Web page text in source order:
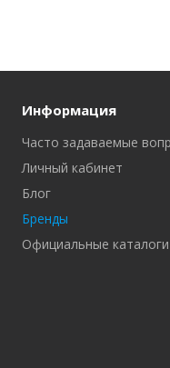
Информация
Часто задаваемые
Личный кабинет
Блог
Бренды
Официальные